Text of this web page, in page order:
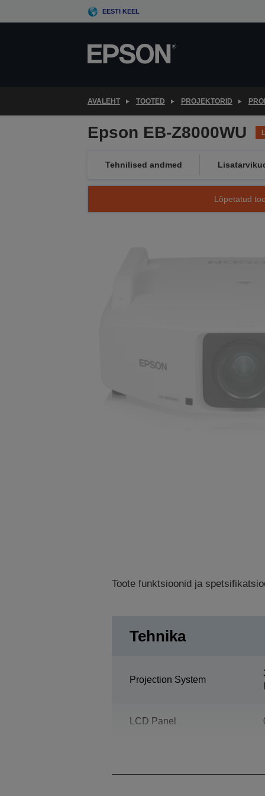
to
EESTI KEEL
AVALEHT TOOTED PROJEKTORID
Epson EB-Z8000WU
Tehnilised andmed
Lõpetatud
Toote funktsioonid ja
Tehnika
Projection System
LCD Panel